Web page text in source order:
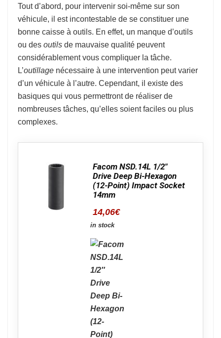
Tout d’abord, pour intervenir soi-même sur son
véhicule, il est incontestable de se constituer une
bonne caisse à outils. En effet, un manque d’outils
ou des outils de mauvaise qualité peuvent
considérablement vous compliquer la tâche.
L’outillage nécessaire à une intervention peut varier
d’un véhicule à l’autre. Cependant, il existe des
basiques qui vous permettront de réaliser de
nombreuses tâches, qu’elles soient faciles ou plus
complexes.
Facom NSD.14L 1/2″
Drive Deep Bi-Hexagon
(12-Point) Impact Socket
14mm
14,06€
in stock